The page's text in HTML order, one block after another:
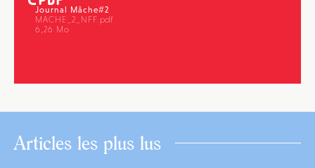
Journal Mâche#2
MACHE_2_NFF.pdf
6,26 Mo
Articles les plus lus